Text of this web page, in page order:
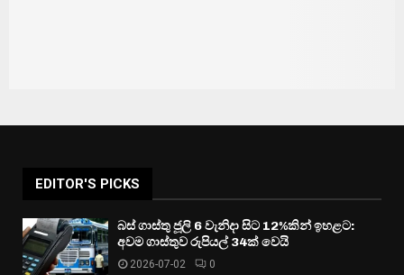
EDITOR'S PICKS
බස් ගාස්තු ජූලි 6 වැනිදා සිට 12%කින් ඉහළට:
අවම ගාස්තුව රුපියල් 34ක් වෙයි
2026-07-02 0